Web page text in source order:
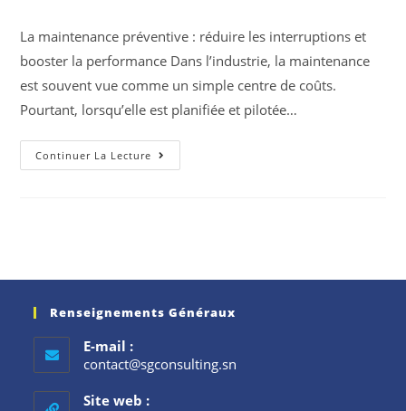
La maintenance préventive : réduire les interruptions et
booster la performance Dans l’industrie, la maintenance
est souvent vue comme un simple centre de coûts.
Pourtant, lorsqu’elle est planifiée et pilotée…
Continuer La Lecture
Renseignements Généraux
E-mail :
contact@sgconsulting.sn
Site web :